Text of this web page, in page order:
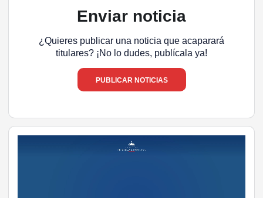
Enviar noticia
¿Quieres publicar una noticia que acaparará
titulares? ¡No lo dudes, publícala ya!
PUBLICAR NOTICIAS